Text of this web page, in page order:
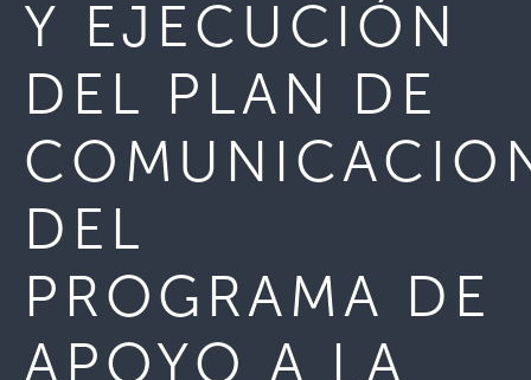
Y EJECUCIÓN
DEL PLAN DE
DEL
PROGRAMA DE
APOYO A LA